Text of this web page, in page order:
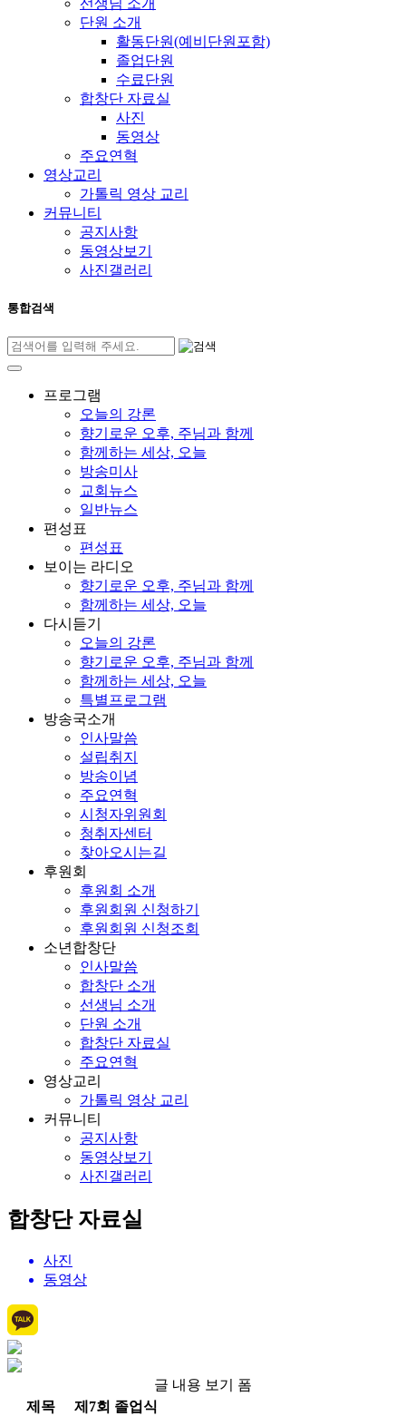
단원 소개
활동단원(예비단원포함)
졸업단원
수료단원
합창단 자료실
사진
동영상
주요연혁
영상교리
가톨릭 영상 교리
커뮤니티
공지사항
동영상보기
사진갤러리
통합검색
프로그램
오늘의 강론
향기로운 오후, 주님과 함께
함께하는 세상, 오늘
방송미사
교회뉴스
일반뉴스
편성표
편성표
보이는 라디오
향기로운 오후, 주님과 함께
함께하는 세상, 오늘
다시듣기
오늘의 강론
향기로운 오후, 주님과 함께
함께하는 세상, 오늘
특별프로그램
방송국소개
인사말씀
설립취지
방송이념
주요연혁
시청자위원회
청취자센터
찾아오시는길
후원회
후원회 소개
후원회원 신청하기
후원회원 신청조회
소년합창단
인사말씀
합창단 소개
선생님 소개
단원 소개
합창단 자료실
주요연혁
영상교리
가톨릭 영상 교리
커뮤니티
공지사항
동영상보기
사진갤러리
합창단 자료실
사진
동영상
글 내용 보기 폼
제목
제7회 졸업식